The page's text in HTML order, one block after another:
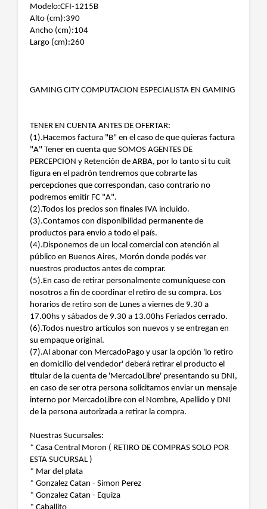
Modelo:CFI-1215B
Alto (cm):390
Ancho (cm):104
Largo (cm):260
GAMING CITY COMPUTACION ESPECIALISTA EN GAMING
TENER EN CUENTA ANTES DE OFERTAR:
(1).Hacemos factura "B" en el caso de que quieras factura
"A" Tener en cuenta que SOMOS AGENTES DE
PERCEPCION y Retención de ARBA, por lo tanto si tu cuit
figura en el padrón tendremos que cobrarte las
percepciones que correspondan, caso contrario no
podremos emitir FC "A".
(2).Todos los precios son finales IVA incluido.
(3).Contamos con disponibilidad permanente de
productos para envio a todo el país.
(4).Disponemos de un local comercial con atención al
público en Buenos Aires, Morón donde podés ver
nuestros productos antes de comprar.
(5).En caso de retirar personalmente comuníquese con
nosotros a fin de coordinar el retiro de su compra. Los
horarios de retiro son de Lunes a viernes de 9.30 a
17.00hs y sábados de 9.30 a 13.00hs Feriados cerrado.
(6).Todos nuestro artículos son nuevos y se entregan en
su empaque original.
(7).Al abonar con MercadoPago y usar la opción 'lo retiro
en domicilio del vendedor' deberá retirar el producto el
titular de la cuenta de 'MercadoLibre' presentando su DNI,
en caso de ser otra persona solicitamos enviar un mensaje
interno por MercadoLibre con el Nombre, Apellido y DNI
de la persona autorizada a retirar la compra.
Nuestras Sucursales:
* Casa Central Moron ( RETIRO DE COMPRAS SOLO POR
ESTA SUCURSAL )
* Mar del plata
* Gonzalez Catan - Simon Perez
* Gonzalez Catan - Equiza